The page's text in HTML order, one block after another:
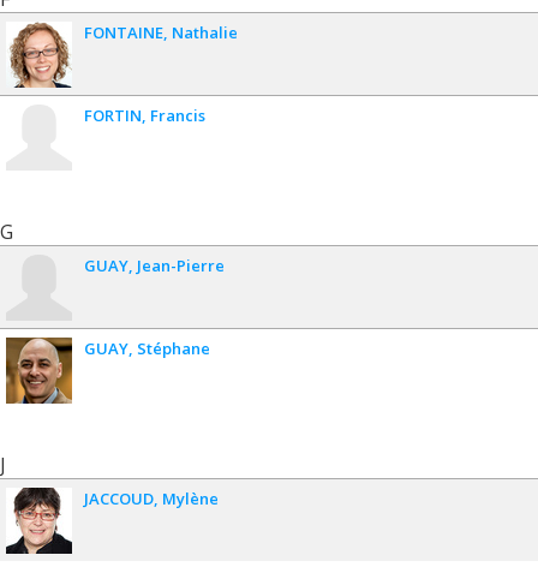
FONTAINE Nathalie
FORTIN Francis
G
GUAY Jean-Pierre
GUAY Stéphane
J
JACCOUD Mylène